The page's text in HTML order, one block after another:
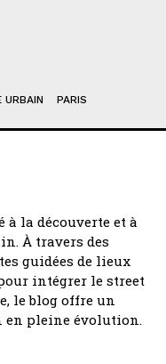
URBAIN PARIS
à la découverte et à
À travers des
guidées de lieux
intégrer le street
le blog offre un
en pleine évolution.